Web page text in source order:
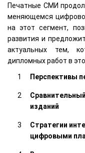
Печатные СМИ
меняющемся
на этот сегмент,
развития и
актуальных тем,
дипломных работ в
Перспективы
изданий
Стратегии
цифровыми